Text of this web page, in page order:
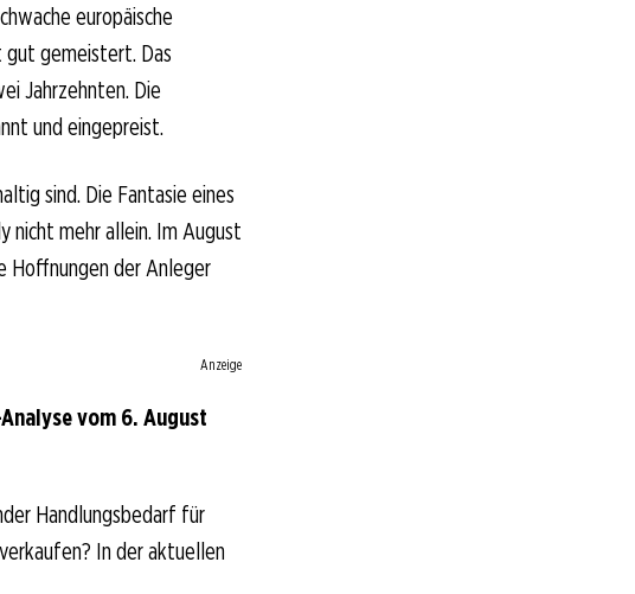
europäische
gut gemeistert. Das
Jahrzehnten. Die
und eingepreist.
sind. Die Fantasie eines
nicht mehr allein. Im August
Hoffnungen der Anleger
Anzeige
vom 6. August
Handlungsbedarf für
In der aktuellen